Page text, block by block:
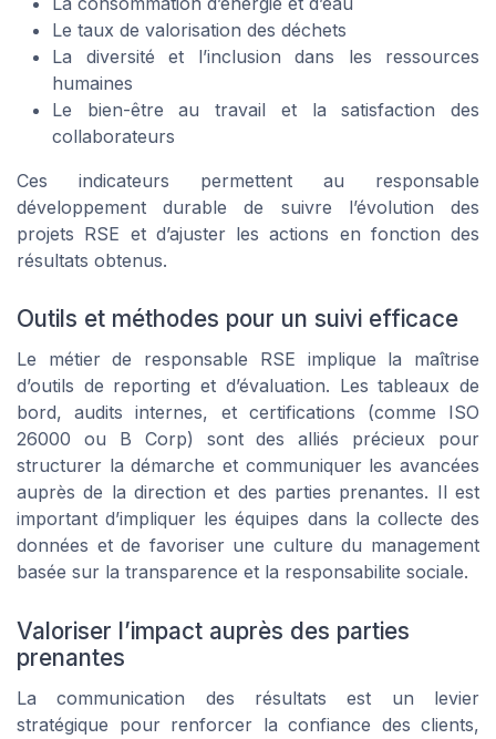
Le taux de valorisation des déchets
La diversité et l’inclusion dans les ressources
humaines
Le bien-être au travail et la satisfaction des
collaborateurs
Ces indicateurs permettent au responsable
développement durable de suivre l’évolution des
projets RSE et d’ajuster les actions en fonction des
résultats obtenus.
Outils et méthodes pour un suivi efficace
Le métier de responsable RSE implique la maîtrise
d’outils de reporting et d’évaluation. Les tableaux de
bord, audits internes, et certifications (comme ISO
26000 ou B Corp) sont des alliés précieux pour
structurer la démarche et communiquer les avancées
auprès de la direction et des parties prenantes. Il est
important d’impliquer les équipes dans la collecte des
données et de favoriser une culture du management
basée sur la transparence et la responsabilite sociale.
Valoriser l’impact auprès des parties
prenantes
La communication des résultats est un levier
stratégique pour renforcer la confiance des clients,